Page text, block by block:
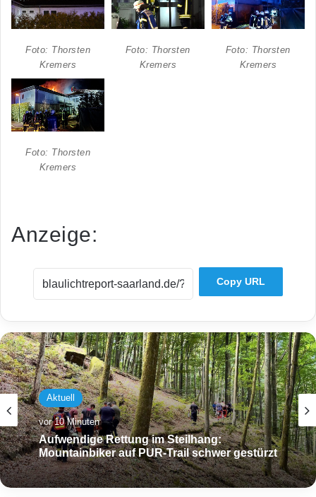
Foto: Thorsten
Kremers
Foto: Thorsten
Kremers
Foto: Thorsten
Kremers
Foto: Thorsten
Kremers
Anzeige:
Copy URL
Aktuell
vor 10 Minuten
Aktuell
vor 6 Stunden
Schwerer Unfall an A620-Auffahrt:
Motorradfahrer und Radfahrer kollidieren